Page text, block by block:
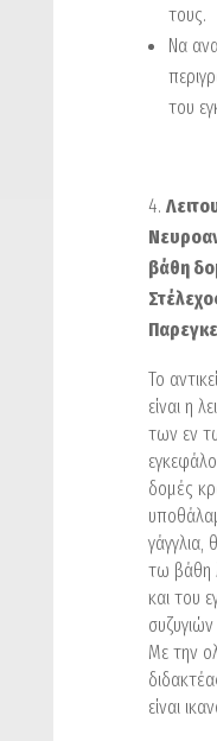
τους.
Να
του
βάθη
Το
είναι η
των εν
δομές
γάγγλια,
τω βάθη
και του
Με την
είναι